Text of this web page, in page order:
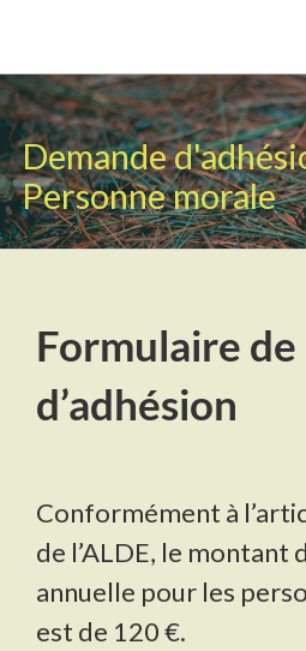
content
Personne morale
Demande
Formulaire
d’adhésion
Conformément à
de l’ALDE, le montant
annuelle pour les
est de 120 €.